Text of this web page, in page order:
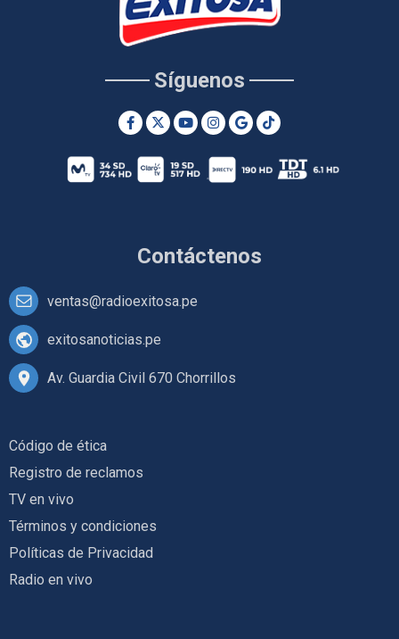
Contáctenos
ventas@radioexitosa.pe
exitosanoticias.pe
Av. Guardia Civil 670 Chorrillos
Síguenos
Código de ética
Registro de reclamos
TV en vivo
Términos y condiciones
Políticas de Privacidad
Radio en vivo